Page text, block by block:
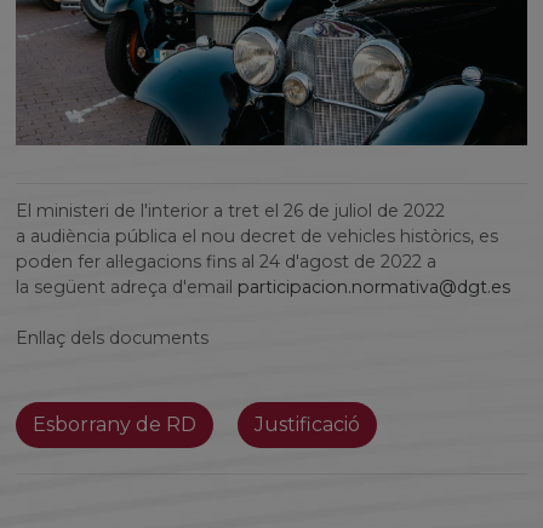
El ministeri de l'interior a tret el 26 de juliol de 2022
a audiència pública el nou decret de vehicles històrics, es
poden fer al·legacions fins al 24 d'agost de 2022 a
la següent adreça d'email participacion.normativa@dgt.es
Enllaç dels documents
Esborrany de RD Justificació